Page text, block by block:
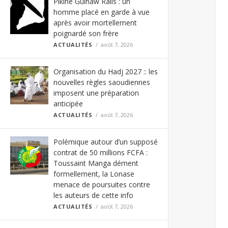
homme placé en garde à vue
après avoir mortellement
poignardé son frère
ACTUALITÉS août 7, 2026
Organisation du Hadj 2027 :: les
nouvelles règles saoudiennes
imposent une préparation
anticipée
ACTUALITÉS août 7, 2026
Polémique autour d’un supposé
contrat de 50 millions FCFA :
Toussaint Manga dément
formellement, la Lonase
menace de poursuites contre
les auteurs de cette info
ACTUALITÉS août 7, 2026